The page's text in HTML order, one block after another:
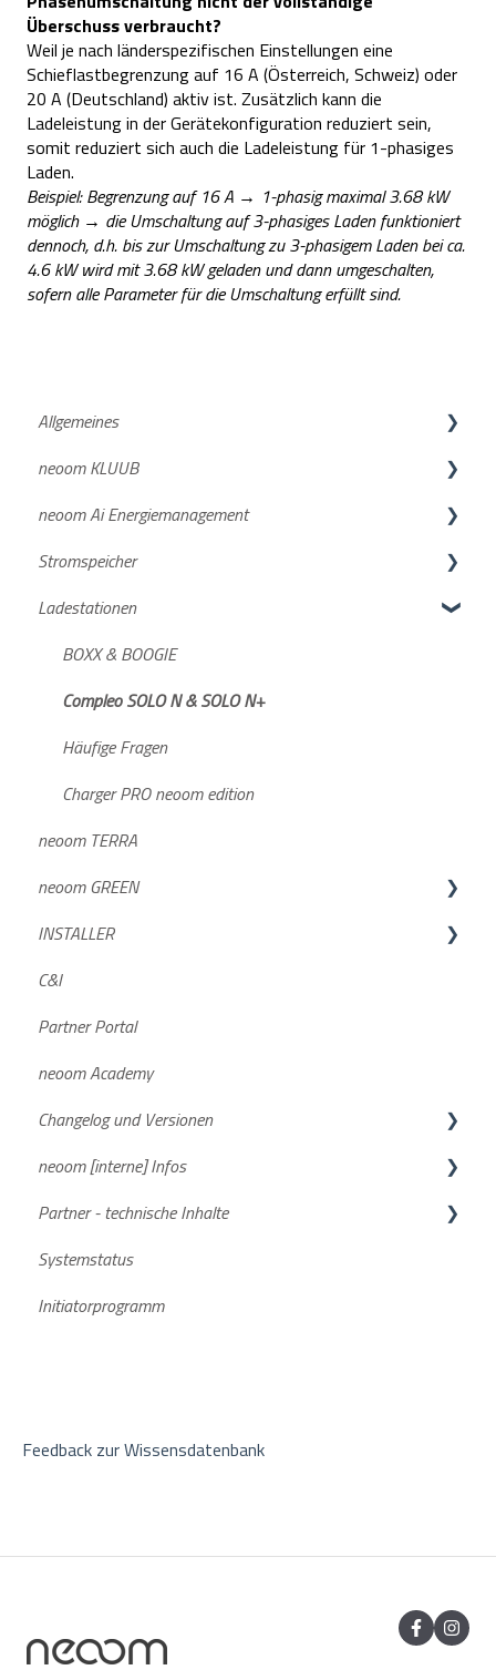
Überschuss verbraucht?
Weil je nach länderspezifischen Einstellungen eine
Schieflastbegrenzung auf 16 A (Österreich, Schweiz) oder
20 A (Deutschland) aktiv ist. Zusätzlich kann die
Ladeleistung in der Gerätekonfiguration reduziert sein,
somit reduziert sich auch die Ladeleistung für 1-phasiges
Laden.
Beispiel: Begrenzung auf 16 A → 1-phasig maximal 3.68 kW
möglich → die Umschaltung auf 3-phasiges Laden funktioniert
dennoch, d.h. bis zur Umschaltung zu 3-phasigem Laden bei ca.
4.6 kW wird mit 3.68 kW geladen und dann umgeschalten,
sofern alle Parameter für die Umschaltung erfüllt sind.
Allgemeines
neoom APP
Netzanmeldung
neoom KLUUB
Suche deiner Energiegemeinschaft
Deine Anmeldung beim neoom KLUUB
neoom KLUUB im laufenden Betrieb
Weiterführende Informationen
neoom Ai Energiemanagement
Neuigkeiten und wichtige Infos
Funktionsbeschreibungen
Konfigurationsanleitungen
Preismodell
BEAAM
Sustainability
Häufige Fragen
Datenaufzeichnung
Stromspeicher
KJUUBE NEA / Solax
Batterien
Wechselrichter
BLOKK
Häufige Fragen
Dokumente/Unterlagen
NEEO
STAAK und STAAK Eco
Allgemein
Smartmeter
Ladestationen
BOXX & BOOGIE
Compleo SOLO N & SOLO N+
Häufige Fragen
Charger PRO neoom edition
neoom TERRA
neoom GREEN
GREEN DE
GREEN AT
INSTALLER
Geräteintegration
C&I
Partner Portal
neoom Academy
Changelog und Versionen
BEAAM Software
neoom App
Aktuelle Software Versionen
neoom [interne] Infos
FAQs
Partner - technische Inhalte
Stromspeicher
Systemstatus
Initiatorprogramm
Feedback zur Wissensdatenbank